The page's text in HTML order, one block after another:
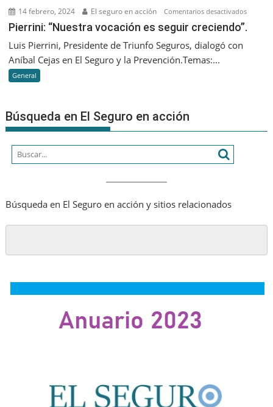
va
14 febrero, 2024 El seguro en acción Comentarios desactivadosen
Pierrini: “Nuestra vocación es seguir creciendo”.
Luis Pierrini, Presidente de Triunfo Seguros, dialogó con
Aníbal Cejas en El Seguro y la Prevención.Temas:...
General
Búsqueda en El Seguro en acción
Búsqueda en El Seguro en acción y sitios relacionados